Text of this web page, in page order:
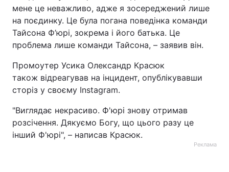
Архів Вакансії
Контакти
мене це неважливо, адже я зосереджений лише
на поєдинку. Це була погана поведінка команди
Тайсона Ф’юрі, зокрема і його батька. Це
проблема лише команди Тайсона, – заявив він.
Промоутер Усика Олександр Красюк
також відреагував на інцидент, опублікувавши
сторіз у своєму Instagram.
"Виглядає некрасиво. Ф'юрі знову отримав
розсічення. Дякуємо Богу, що цього разу це
інший Ф'юрі", – написав Красюк.
Реклама